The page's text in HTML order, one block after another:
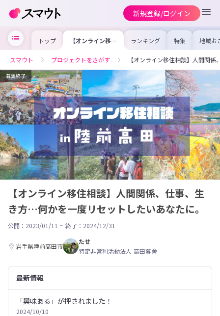
新規登録/ログイン
トップ 【オンライン移住
相談】人間関係、
かを一度リセット
したいあなたに。
ランキング 特集 地域お
の求
を集め
事内容
を比較
合った
けよう
スマウト プロジェクトをさがす 【オンライン移住相談】人間関
募集終了
【オンライン移住相談】人間関係、仕事、生
き方…何かを一度リセットしたいあなたに。
公開：2023/01/11 ~ 終了：2024/12/31
岩手県陸前高田市
たせ
特定非営利活動法人 高田暮舎
最新情報
「興味ある」が押されました！
2024/10/10